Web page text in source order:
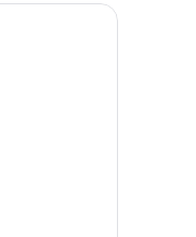
met Pringles, Terra bier,